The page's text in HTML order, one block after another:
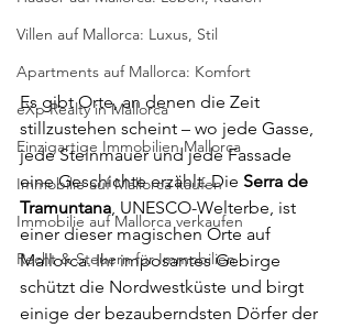
Villen auf Mallorca: Luxus, Stil
Apartments auf Mallorca: Komfort
eXp Realty in Mallorca
Einzigartige Immobilien Mallorca
Immobilie auf Mallorca kaufen
Immobilie auf Mallorca verkaufen
Recht & Steuern für Immobilien
Es gibt Orte, an denen die Zeit
stillzustehen scheint – wo jede Gasse,
jede Steinmauer und jede Fassade
eine Geschichte erzählt. Die Serra de
Tramuntana, UNESCO-Welterbe, ist
einer dieser magischen Orte auf
Mallorca. Ihr imposantes Gebirge
schützt die Nordwestküste und birgt
einige der bezauberndsten Dörfer der